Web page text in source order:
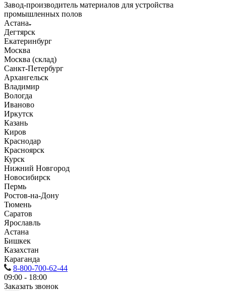
Завод-производитель материалов для устройства
промышленных полов
Астана
Дегтярск
Екатеринбург
Москва
Москва (склад)
Санкт-Петербург
Архангельск
Владимир
Вологда
Иваново
Иркутск
Казань
Киров
Краснодар
Красноярск
Курск
Нижний Новгород
Новосибирск
Пермь
Ростов-на-Дону
Тюмень
Саратов
Ярославль
Астана
Бишкек
Казахстан
Караганда
8-800-700-62-44
09:00 - 18:00
Заказать звонок